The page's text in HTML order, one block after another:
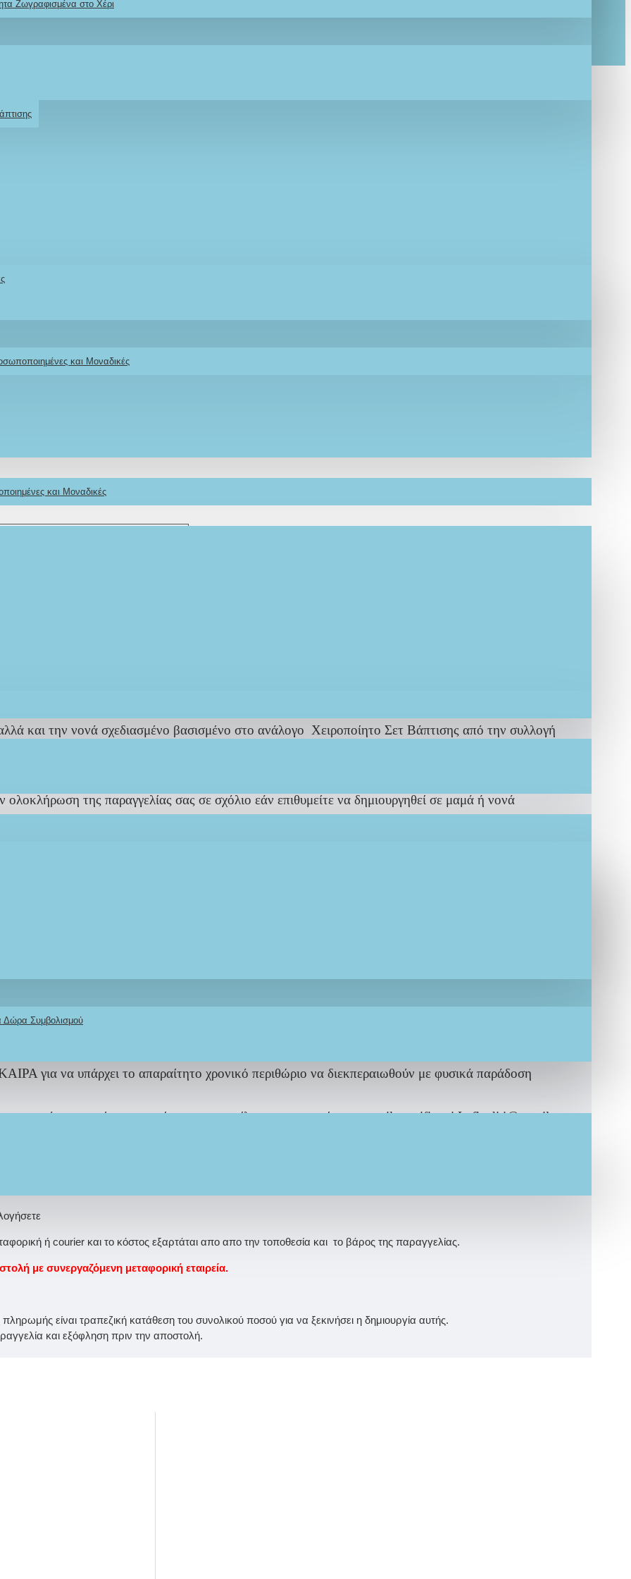
Ζωγραφισμένα στο Χέρι
και Μοναδικές
και Μοναδικές
Δώρα Συμβολισμού
Για το προϊόν
«Vintage
και την νονά σχεδιασμένο βασισμένο στο ανάλογο Χειροποίητο Σετ Βάπτισης από την συλλογή
της παραγγελίας σας σε σχόλιο εάν επιθυμείτε να δημιουργηθεί σε μαμά ή νονά
υλικά… Λεπτομέρεια… επικρατούν σε κάθε μας δημιουργία IF.Lefkaditi
πιο Παραμυθένιο Μοναδικό Σετ Βάπτισης έτσι όπως εσείς το έχετε ονειρευτεί.
τους διαφέρει ανάλογα με τον φόρτο εργασίας μας!
για να υπάρχει το απαραίτητο χρονικό περιθώριο να διεκπεραιωθούν με φυσικά παράδοση
σας πακέτου μπορείτε να μας στείλετε φωτογραφία στο email μας ifigeni.Lefkaditi@gmail.com
ή courier και το κόστος εξαρτάται απο απο την τοποθεσία και το βάρος της παραγγελίας.
με συνεργαζόμενη μεταφορική εταιρεία.
είναι τραπεζική κατάθεση του συνολικού ποσού για να ξεκινήσει η δημιουργία αυτής.
και εξόφληση πριν την αποστολή.